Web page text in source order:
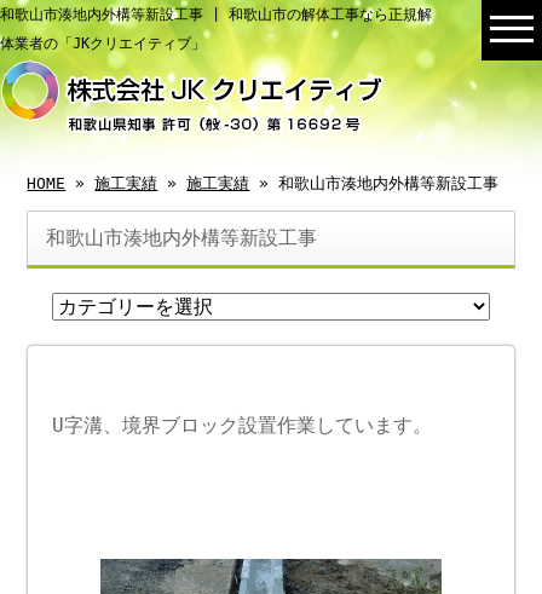
和歌山市湊地内外構等新設工事 | 和歌山市の解体工事なら正規解
体業者の「JKクリエイティブ」
HOME »施工実績 »施工実績 » 和歌山市湊地内外構等新設工事
和歌山市湊地内外構等新設工事
U字溝、境界ブロック設置作業しています。